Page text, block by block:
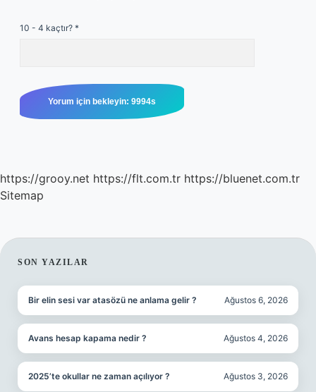
10 - 4 kaçtır? *
https://grooy.net https://flt.com.tr https://bluenet.com.tr
Sitemap
SIDEBAR
SON YAZILAR
Bir elin sesi var atasözü ne anlama gelir ? Ağustos 6, 2026
Avans hesap kapama nedir ? Ağustos 4, 2026
2025’te okullar ne zaman açılıyor ? Ağustos 3, 2026